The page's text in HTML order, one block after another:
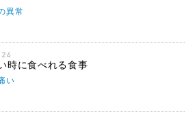
異常
時に食べれる食事
い